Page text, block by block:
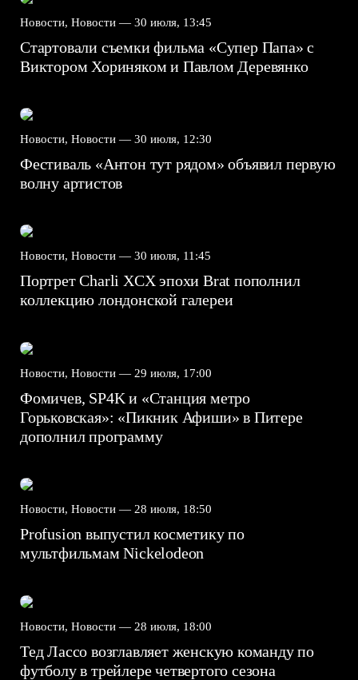
Новости, Новости — 30 июля, 13:45
Стартовали съемки фильма «Супер Папа» с
Виктором Хориняком и Павлом Деревянко
Новости, Новости — 30 июля, 12:30
Фестиваль «Антон тут рядом» объявил первую
волну артистов
Новости, Новости — 30 июля, 11:45
Портрет Charli XCX эпохи Brat пополнил
коллекцию лондонской галереи
Новости, Новости — 29 июля, 17:00
Фомичев, SP4K и «Станция метро
Горьковская»: «Пикник Афиши» в Питере
дополнил программу
Новости, Новости — 28 июля, 18:50
Profusion выпустил косметику по
мультфильмам Nickelodeon
Новости, Новости — 28 июля, 18:00
Тед Лассо возглавляет женскую команду по
футболу в трейлере четвертого сезона